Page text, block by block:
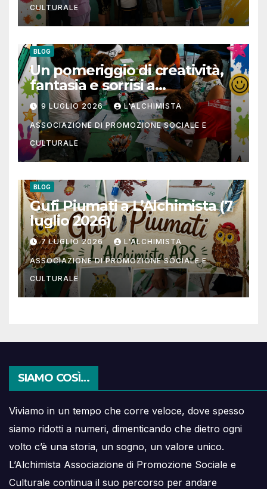
CULTURALE
BLOG
Un pomeriggio di creatività,
fantasia e sorrisi a
L’Alchimista APS
9 LUGLIO 2026 L'ALCHIMISTA
ASSOCIAZIONE DI PROMOZIONE SOCIALE E
CULTURALE
BLOG
Gufi Piumati a L’Alchimista (7
luglio 2026)
7 LUGLIO 2026 L'ALCHIMISTA
ASSOCIAZIONE DI PROMOZIONE SOCIALE E
CULTURALE
SIAMO COSÌ…
Viviamo in un tempo che corre veloce, dove spesso
siamo ridotti a numeri, dimenticando che dietro ogni
volto c’è una storia, un sogno, un valore unico.
L’Alchimista Associazione di Promozione Sociale e
Culturale continua il suo percorso per andare